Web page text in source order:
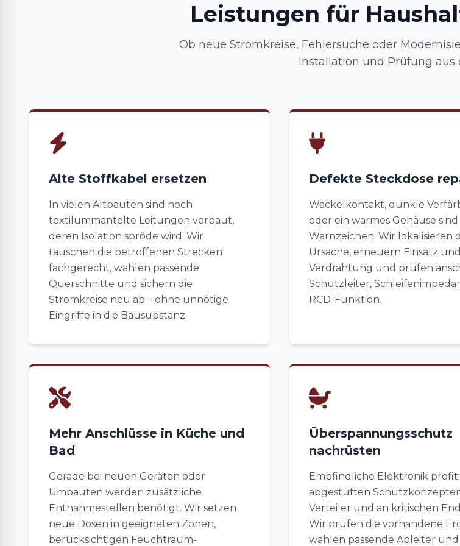
Leistungen für
Ob neue Stromkreise, Fehlersuche oder
Installation und Prüfung aus
Alte Stoffkabel ersetzen
In vielen Altbauten sind noch
textilummantelte Leitungen verbaut,
deren Isolation spröde wird. Wir
tauschen die betroffenen Strecken
fachgerecht, wählen passende
Querschnitte und sichern die
Stromkreise neu ab – ohne unnötige
Eingriffe in die Bausubstanz.
Defekte Steckdose
Wackelkontakt, dunkle
oder ein warmes Gehäuse sind
Warnzeichen. Wir lokalisieren
Ursache, erneuern Einsatz und
Verdrahtung und prüfen
Schutzleiter,
RCD-Funktion.
Mehr Anschlüsse in Küche und
Bad
Gerade bei neuen Geräten oder
Umbauten werden zusätzliche
Entnahmestellen benötigt. Wir setzen
neue Dosen in geeigneten Zonen,
berücksichtigen Feuchtraum-
Überspannungsschutz
nachrüsten
Empfindliche Elektronik
abgestuften
Verteiler und an kritischen
Wir prüfen die vorhandene
wählen passende Ableiter